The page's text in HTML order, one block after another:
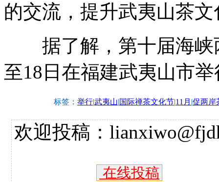
的交流，提升武夷山茶
据了解，第十届海峡
至18日在福建武夷山市
标签： 举行|武夷山|国际禅茶文化节|11月 |促两岸
欢迎投稿：
在线投稿